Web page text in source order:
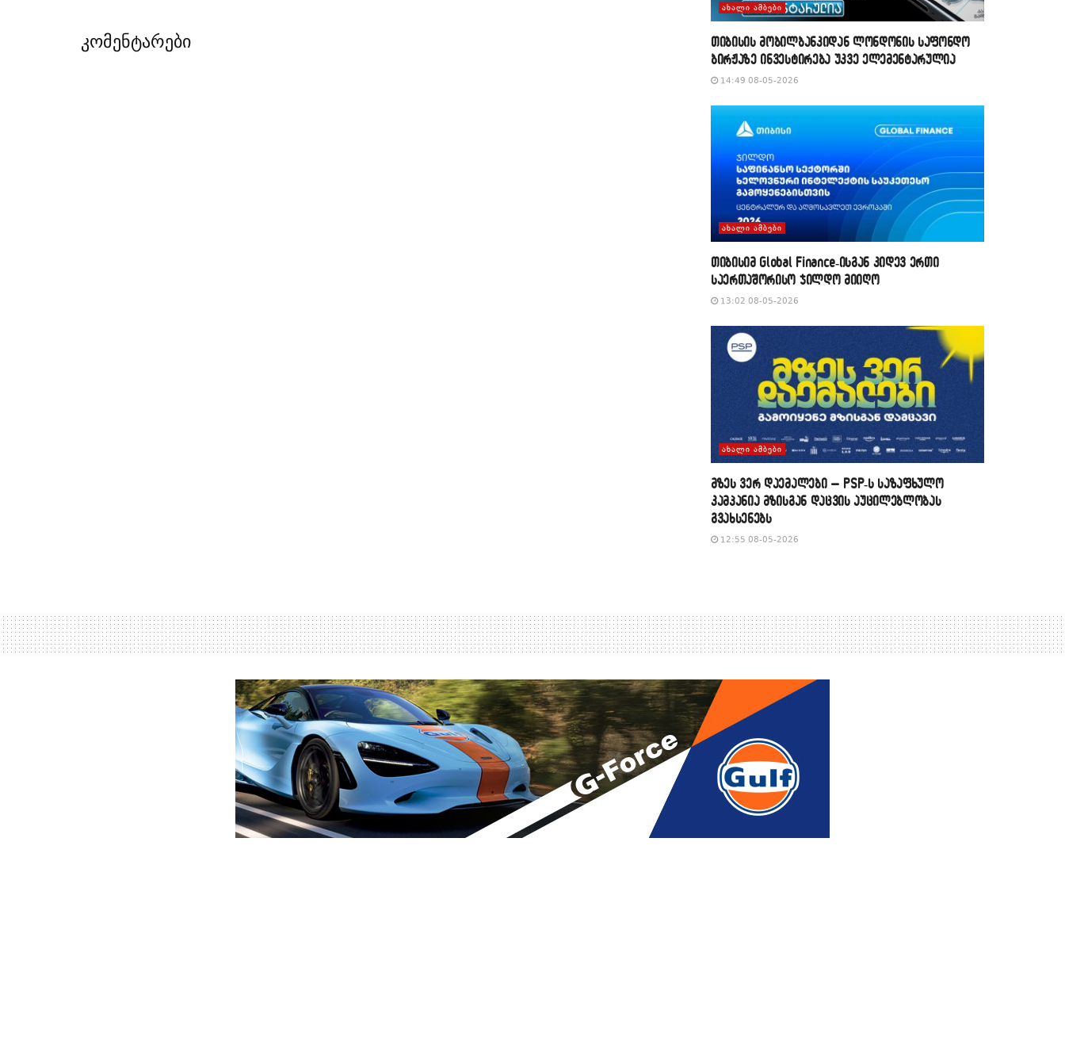
კომენტარები
ᲐᲮᲐᲚᲘ ᲐᲛᲑᲔᲑᲘ
თიბისის მობილბანკიდან ლონდონის საფონდო
ბირჟაზე ინვესტირება უკვე ელემენტარულია
14:49 08-05-2026
ᲐᲮᲐᲚᲘ ᲐᲛᲑᲔᲑᲘ
თიბისიმ Global Finance-ისგან კიდევ ერთი
საერთაშორისო ჯილდო მიიღო
13:02 08-05-2026
ᲐᲮᲐᲚᲘ ᲐᲛᲑᲔᲑᲘ
მზეს ვერ დაემალები – PSP-ს საზაფხულო
კამპანია მზისგან დაცვის აუცილებლობას
გვახსენებს
12:55 08-05-2026